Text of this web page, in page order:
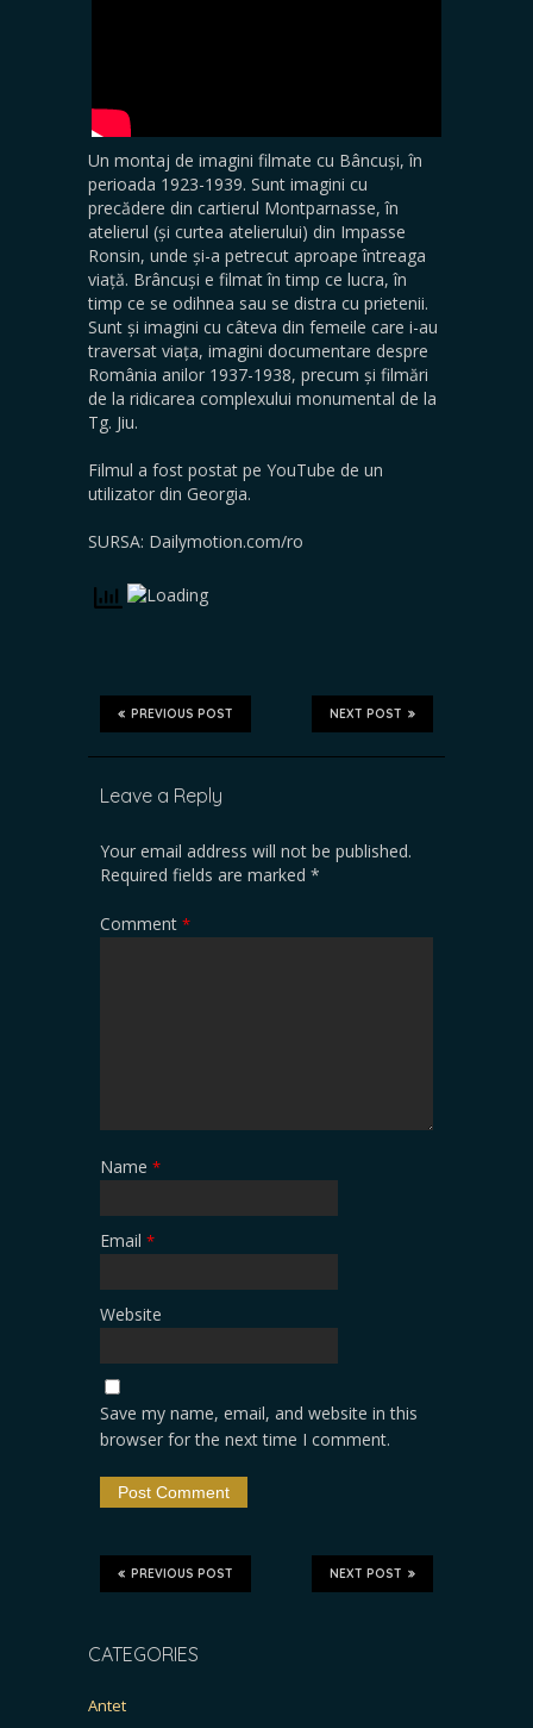
Un montaj de imagini filmate cu Bâncuși, în
perioada 1923-1939. Sunt imagini cu
precădere din cartierul Montparnasse, în
atelierul (și curtea atelierului) din Impasse
Ronsin, unde și-a petrecut aproape întreaga
viață. Brâncuși e filmat în timp ce lucra, în
timp ce se odihnea sau se distra cu prietenii.
Sunt și imagini cu câteva din femeile care i-au
traversat viața, imagini documentare despre
România anilor 1937-1938, precum și filmări
de la ridicarea complexului monumental de la
Tg. Jiu.
Filmul a fost postat pe YouTube de un
utilizator din Georgia.
SURSA: Dailymotion.com/ro
NEXT POST
PREVIOUS POST
Leave a Reply
Your email address will not be published.
Required fields are marked *
Comment *
Name *
Email *
Website
Save my name, email, and website in this
browser for the next time I comment.
NEXT POST
PREVIOUS POST
CATEGORIES
Antet